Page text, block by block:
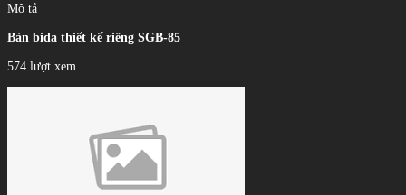
Mô tả
Bàn bida thiết kế riêng SGB-85
574 lượt xem